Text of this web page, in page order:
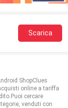
Scarica
ShopClues
online a tariffa
cercare
venduti con